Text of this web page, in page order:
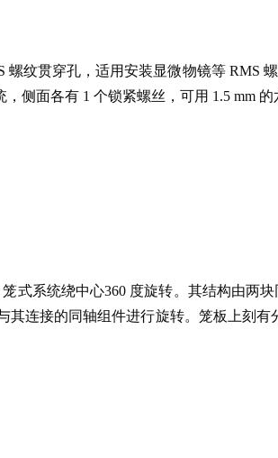
孔，适用安装显微物镜等 RMS 螺纹
侧面各有 1 个锁紧螺丝，可用 1.5 mm 的六
系统绕中心360 度旋转。其结构由两块
其连接的同轴组件进行旋转。笼板上刻有